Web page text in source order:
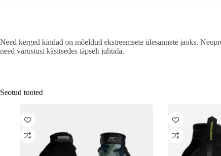
Need kerged kindad on mõeldud ekstreemsete ülesannete jaoks.
need varustust käsitsedes täpselt juhtida.
Seotud tooted